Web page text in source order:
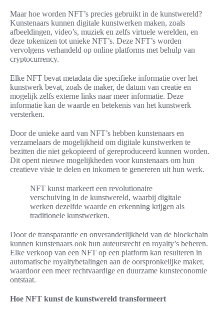
Maar hoe worden NFT’s precies gebruikt in de kunstwereld?
Kunstenaars kunnen digitale kunstwerken maken, zoals
afbeeldingen, video’s, muziek en zelfs virtuele werelden, en
deze tokenizen tot unieke NFT’s. Deze NFT’s worden
vervolgens verhandeld op online platforms met behulp van
cryptocurrency.
Elke NFT bevat metadata die specifieke informatie over het
kunstwerk bevat, zoals de maker, de datum van creatie en
mogelijk zelfs externe links naar meer informatie. Deze
informatie kan de waarde en betekenis van het kunstwerk
versterken.
Door de unieke aard van NFT’s hebben kunstenaars en
verzamelaars de mogelijkheid om digitale kunstwerken te
bezitten die niet gekopieerd of gereproduceerd kunnen worden.
Dit opent nieuwe mogelijkheden voor kunstenaars om hun
creatieve visie te delen en inkomen te genereren uit hun werk.
NFT kunst markeert een revolutionaire
verschuiving in de kunstwereld, waarbij digitale
werken dezelfde waarde en erkenning krijgen als
traditionele kunstwerken.
Door de transparantie en onveranderlijkheid van de blockchain
kunnen kunstenaars ook hun auteursrecht en royalty’s beheren.
Elke verkoop van een NFT op een platform kan resulteren in
automatische royaltybetalingen aan de oorspronkelijke maker,
waardoor een meer rechtvaardige en duurzame kunsteconomie
ontstaat.
Hoe NFT kunst de kunstwereld transformeert